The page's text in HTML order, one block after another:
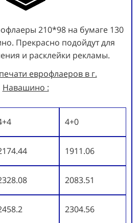
210*98 на бумаге 130
Прекрасно подойдут для
и расклейки рекламы.
еврофлаеров в г.
Навашино :
4+0
1911.06
2083.51
2304.56